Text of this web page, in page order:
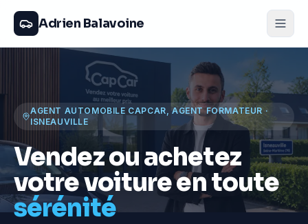
Adrien Balavoine
AGENT AUTOMOBILE CAPCAR, AGENT FORMATEUR ·
ISNEAUVILLE
Vendez ou achetez
votre voiture en toute
sérénité